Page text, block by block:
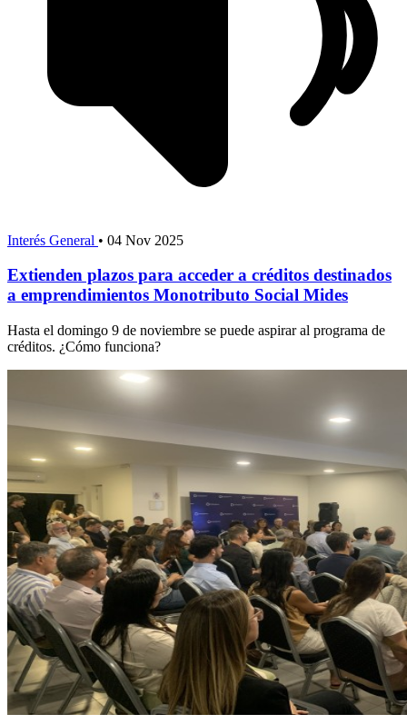
Interés General • 04 Nov 2025
Extienden plazos para acceder a créditos destinados
a emprendimientos Monotributo Social Mides
Hasta el domingo 9 de noviembre se puede aspirar al programa de
créditos. ¿Cómo funciona?